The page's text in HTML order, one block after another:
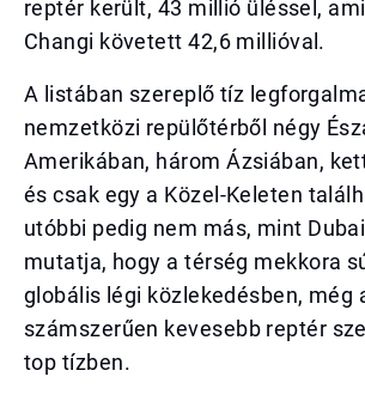
reptér került, 43 millió üléssel,
Changi követett 42,6 millióval.
A listában szereplő tíz
nemzetközi repülőtérből négy
Amerikában, három Ázsiában,
és csak egy a Közel-Keleten
utóbbi pedig nem más, mint
mutatja, hogy a térség mekkora
globális légi közlekedésben, még
számszerűen kevesebb reptér
top tízben.